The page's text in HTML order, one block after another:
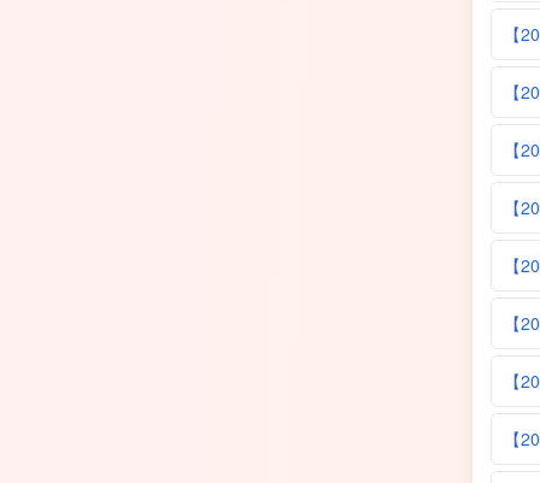
【
【
【
【
【
【
【
【